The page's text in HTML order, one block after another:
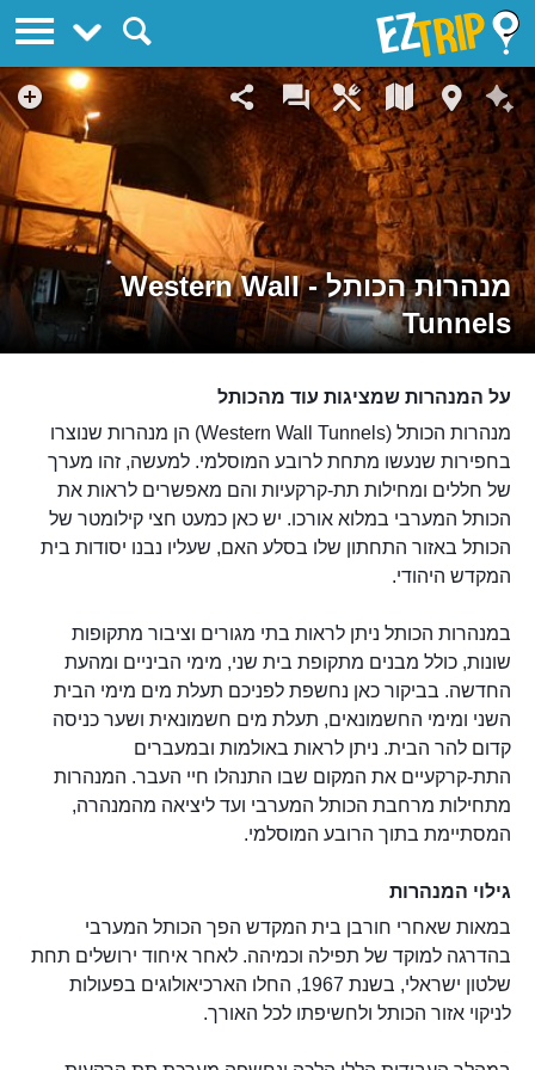
מנהרות הכותל - Western Wall
Tunnels
על המנהרות שמציגות עוד מהכותל
מנהרות הכותל (Western Wall Tunnels) הן מנהרות שנוצרו
בחפירות שנעשו מתחת לרובע המוסלמי. למעשה, זהו מערך
של חללים ומחילות תת-קרקעיות והם מאפשרים לראות את
הכותל המערבי במלוא אורכו. יש כאן כמעט חצי קילומטר של
הכותל באזור התחתון שלו בסלע האם, שעליו נבנו יסודות בית
המקדש היהודי.
במנהרות הכותל ניתן לראות בתי מגורים וציבור מתקופות
שונות, כולל מבנים מתקופת בית שני, מימי הביניים ומהעת
החדשה. בביקור כאן נחשפת לפניכם תעלת מים מימי הבית
השני ומימי החשמונאים, תעלת מים חשמונאית ושער כניסה
קדום להר הבית. ניתן לראות באולמות ובמעברים
התת-קרקעיים את המקום שבו התנהלו חיי העבר. המנהרות
מתחילות מרחבת הכותל המערבי ועד ליציאה מהמנהרה,
המסתיימת בתוך הרובע המוסלמי.
גילוי המנהרות
במאות שאחרי חורבן בית המקדש הפך הכותל המערבי
בהדרגה למוקד של תפילה וכמיהה. לאחר איחוד ירושלים תחת
שלטון ישראלי, בשנת 1967, החלו הארכיאולוגים בפעולות
לניקוי אזור הכותל ולחשיפתו לכל האורך.
EZTrip